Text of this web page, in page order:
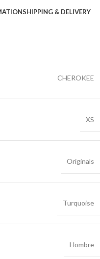
SHIPPING & DELIVERY
CHEROKEE
XS
Originals
Turquoise
Hombre